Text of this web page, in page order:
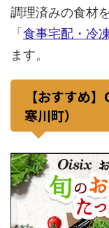
調理済みの食材
「 食事宅配・冷
ます。
【おすすめ
寒川町）